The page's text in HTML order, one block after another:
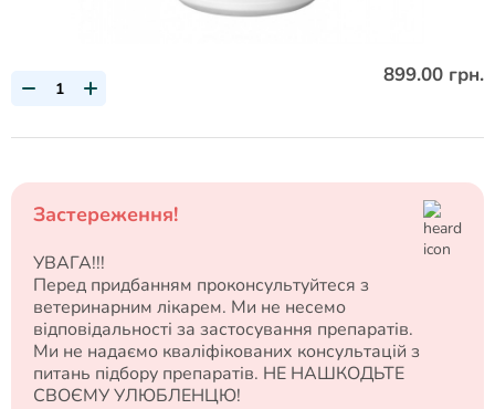
899.00 грн.
Застереження!
УВАГА!!!
Перед придбанням проконсультуйтеся з
ветеринарним лікарем. Ми не несемо
відповідальності за застосування препаратів.
Ми не надаємо кваліфікованих консультацій з
питань підбору препаратів. НЕ НАШКОДЬТЕ
СВОЄМУ УЛЮБЛЕНЦЮ!